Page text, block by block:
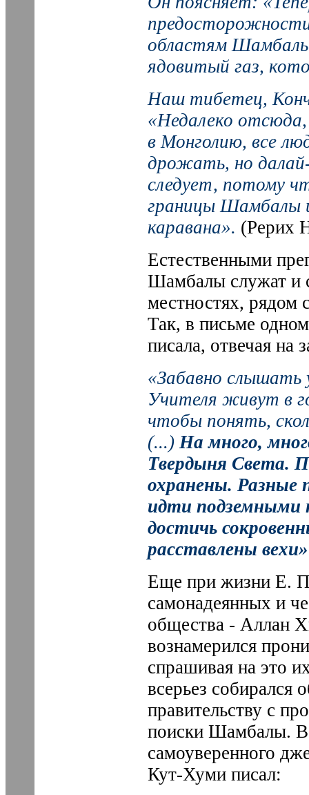
областям
ядовитый газ,
Наш тибетец,
«Недалеко отсюда,
в Монголию, все
дрожать, но
следует, потому
границы Шамбалы
каравана». (Рерих
Естественными
Шамбалы служат и
местностях,
Так, в письме
писала, отвечая на
«Забавно
Учителя живут в
чтобы понять,
(...) На много,
Твердыня Света.
охранены. Разные
идти подземными
достичь
расставлены вехи»
Еще при жизни Е. П.
самонадеянных и
общества - Аллан
вознамерился
спрашивая на это
всерьез собирался
правительству с
поиски Шамбалы. В
самоуверенного
Кут-Хуми писал: